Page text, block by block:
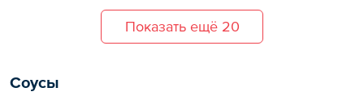
Показать ещё 20
Соусы